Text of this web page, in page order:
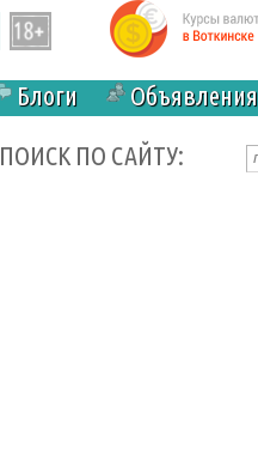
Блоги Объявления
ПОИСК ПО САЙТУ: